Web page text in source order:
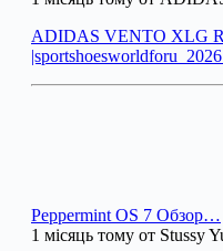
ADIDAS VENTO XLG
Peppermint OS 7 Обзор…
1 місяць тому от Stussy